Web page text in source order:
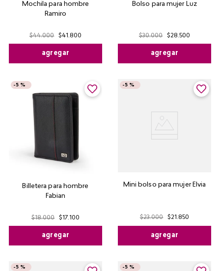
Mochila para hombre
Ramiro
$44.000 $41 .800
agregar
Bolso para mujer Luz
$30.000 $28.500
agregar
Billetera para hombre
Fabian
-5 %
$18.000 $ 17. 100
agregar
Mini bolso para mujer Elvia
-5 %
$23.000 $21.850
agregar
-5 % -5 %